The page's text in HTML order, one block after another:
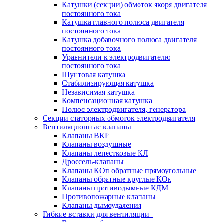
Катушки (секции) обмоток якоря двигателя
постоянного тока
Катушка главного полюса двигателя
постоянного тока
Катушка добавочного полюса двигателя
постоянного тока
Уравнители к электродвигателю
постоянного тока
Шунтовая катушка
Стабилизирующая катушка
Независимая катушка
Компенсационная катушка
Полюс электродвигателя, генератора
Секции статорных обмоток электродвигателя
Вентиляционные клапаны
Клапаны ВКР
Клапаны воздушные
Клапаны лепестковые КЛ
Дроссель-клапаны
Клапаны КОп обратные прямоугольные
Клапаны обратные круглые КОк
Клапаны противодымные КДМ
Противопожарные клапаны
Клапаны дымоудаления
Гибкие вставки для вентиляции